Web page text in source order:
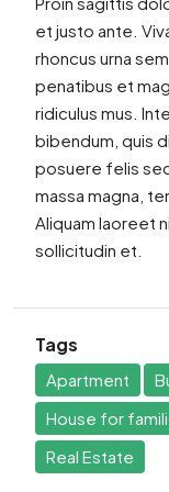
et justo ante.
rhoncus urna
penatibus et
ridiculus mus.
bibendum, quis
posuere felis
massa magna,
Aliquam laoreet
sollicitudin et.
Tags
Apartment
House for
Real Estate